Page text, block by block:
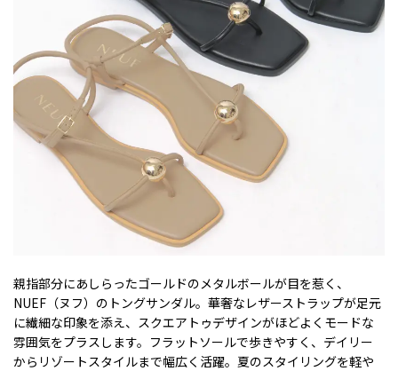
親指部分にあしらったゴールドのメタルボールが目を惹く、
NUEF（ヌフ）のトングサンダル。華奢なレザーストラップが足元
に繊細な印象を添え、スクエアトゥデザインがほどよくモードな
雰囲気をプラスします。フラットソールで歩きやすく、デイリー
からリゾートスタイルまで幅広く活躍。夏のスタイリングを軽や